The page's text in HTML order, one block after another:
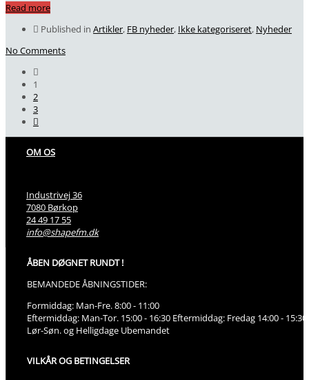
Read more
Published in Artikler, FB nyheder, Ikke kategoriseret, Nyheder
No Comments
1
2
3
OM OS
Industrivej 36
7080 Børkop
24 49 17 55
info@shapefm.dk
ÅBEN DØGNET RUNDT !
BEMANDEDE ÅBNINGSTIDER:
Formiddag: Man-Fre. 8:00 - 11:00
Eftermiddag: Man-Tor. 15:00 - 16:30 Eftermiddag: Fredag 14:00 - 15:30.
Lør-Søn. og Helligdage Ubemandet
VILKÅR OG BETINGELSER